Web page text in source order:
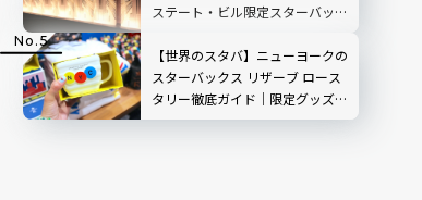
ステート・ビル限定スターバック
新【世界のスタバ】ニューヨークの
スターバックス リザーブ ロース
タリー徹底ガイド｜限定グッズ・
バー体験・見どころを完全解説